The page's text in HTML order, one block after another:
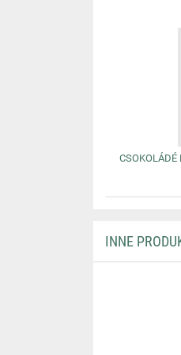
CSOKOLÁDÉ
INNE